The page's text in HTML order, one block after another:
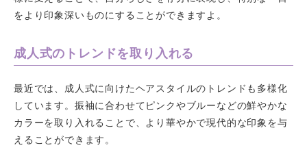
をより印象深いものにすることができますよ。
成人式のトレンドを取り入れる
最近では、成人式に向けたヘアスタイルのトレンドも多様化
しています。振袖に合わせてピンクやブルーなどの鮮やかな
カラーを取り入れることで、より華やかで現代的な印象を与
えることができます。